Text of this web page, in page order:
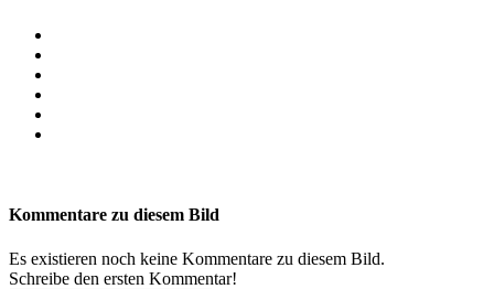
Kommentare zu diesem Bild
Es existieren noch keine Kommentare zu diesem Bild.
Schreibe den ersten Kommentar!